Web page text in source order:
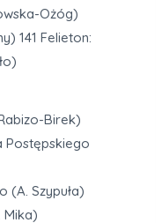
Ożóg)
141 Felieton:
Birek)
Postępskiego
(A. Szypuła)
Mika)